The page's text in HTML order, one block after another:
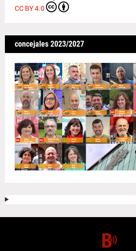
CC BY 4.0
concejales 2023/2027